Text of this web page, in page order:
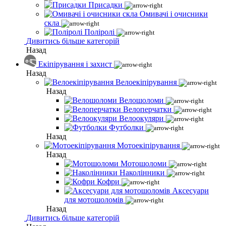
Присадки
Омивачі і очисники
скла
Поліролі
Дивитись більше категорій
Назад
Екіпірування і захист
Назад
Велоекіпірування
Назад
Велошоломи
Велоперчатки
Велоокуляри
Футболки
Назад
Мотоекіпірування
Назад
Мотошоломи
Наколінники
Кофри
Аксесуари
для мотошоломів
Назад
Дивитись більше категорій